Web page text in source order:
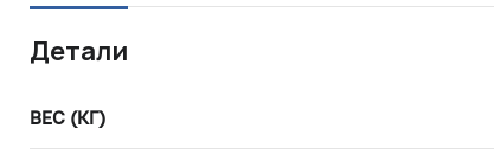
Детали
ВЕС (КГ)